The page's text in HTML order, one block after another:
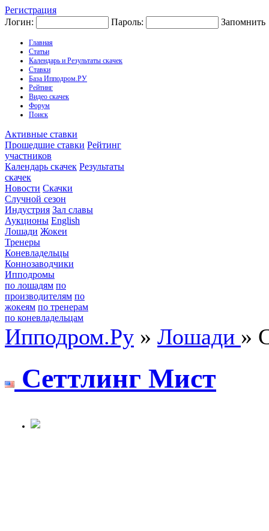
Регистрация
Логин:
Пароль: Запомнить
Главная
Статьи
Календарь и Результаты скачек
Ставки
База Ипподром.РУ
Рейтинг
Видео скачек
Форум
Поиск
Активные ставки
Прошедшие ставки Рейтинг
участников
Календарь скачек Результаты
скачек
Новости Скачки
Случной сезон
Индустрия Зал славы
Аукционы English
Лошади Жокеи
Тренеры
Коневладельцы
Коннозаводчики
Ипподромы
по лошадям по
производителям по
жокеям по тренерам
по коневладельцам
Ипподром.Ру » Лошади »
Cеттлинг Mиcт